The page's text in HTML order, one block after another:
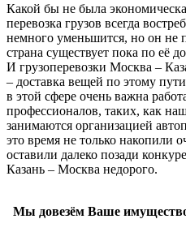
Какой бы не была
перевозка грузов всегда
немного уменьшится, но он не
страна существует пока по её
И грузоперевозки Москва –
– доставка вещей по этому
в этой сфере очень важна
профессионалов, таких, как
занимаются организацией
это время не только накопили
оставили далеко позади
Казань – Москва недорого.
Мы довезём Ваше имущество